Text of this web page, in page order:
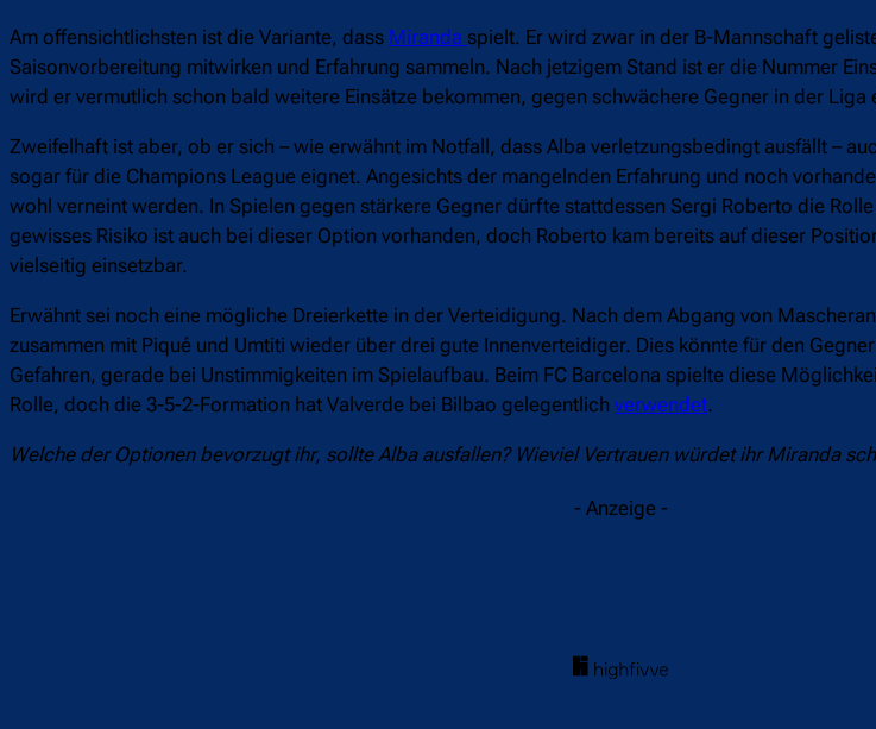
Am offensichtlichsten ist die Variante, dass Miranda spielt. Er wird zwar in der B-Mannschaft
Saisonvorbereitung mitwirken und Erfahrung sammeln. Nach jetzigem Stand ist er die Nummer
wird er vermutlich schon bald weitere Einsätze bekommen, gegen schwächere Gegner in der Liga
Zweifelhaft ist aber, ob er sich – wie erwähnt im Notfall, dass Alba verletzungsbedingt ausfällt –
sogar für die Champions League eignet. Angesichts der mangelnden Erfahrung und noch
wohl verneint werden. In Spielen gegen stärkere Gegner dürfte stattdessen Sergi Roberto die
gewisses Risiko ist auch bei dieser Option vorhanden, doch Roberto kam bereits auf dieser
vielseitig einsetzbar.
Erwähnt sei noch eine mögliche Dreierkette in der Verteidigung. Nach dem Abgang von
zusammen mit Piqué und Umtiti wieder über drei gute Innenverteidiger. Dies könnte für den
Gefahren, gerade bei Unstimmigkeiten im Spielaufbau. Beim FC Barcelona spielte diese
Rolle, doch die 3-5-2-Formation hat Valverde bei Bilbao gelegentlich verwendet.
Welche der Optionen bevorzugt ihr, sollte Alba ausfallen? Wieviel Vertrauen würdet ihr Miranda
- Anzeige -